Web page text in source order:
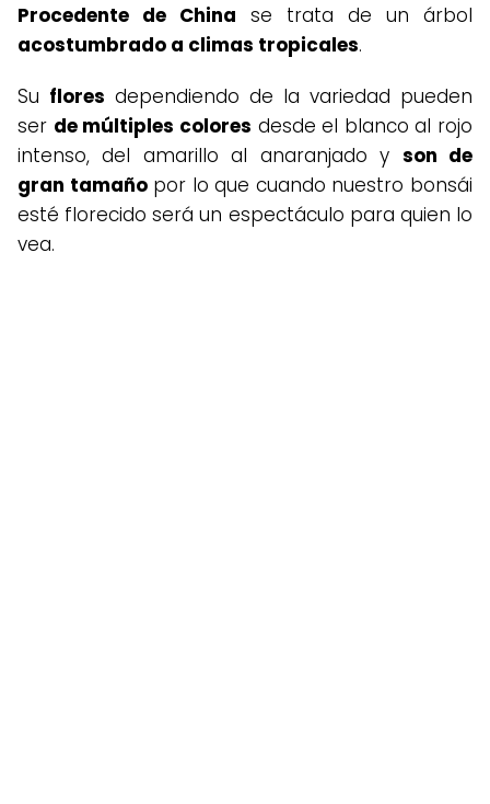
Procedente de China se trata de un árbol
acostumbrado a climas tropicales.
Su flores dependiendo de la variedad pueden
ser de múltiples colores desde el blanco al rojo
intenso, del amarillo al anaranjado y son de
gran tamañopor lo que cuando nuestro bonsái
esté florecido será un espectáculo para quien lo
vea.